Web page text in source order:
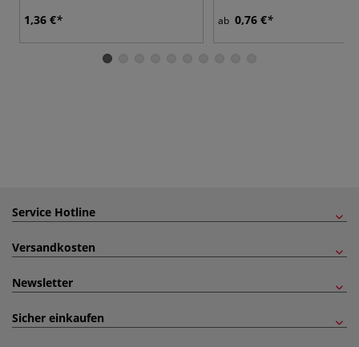
1,36 € ab 0,76 €
Service Hotline
Versandkosten
Newsletter
Sicher einkaufen